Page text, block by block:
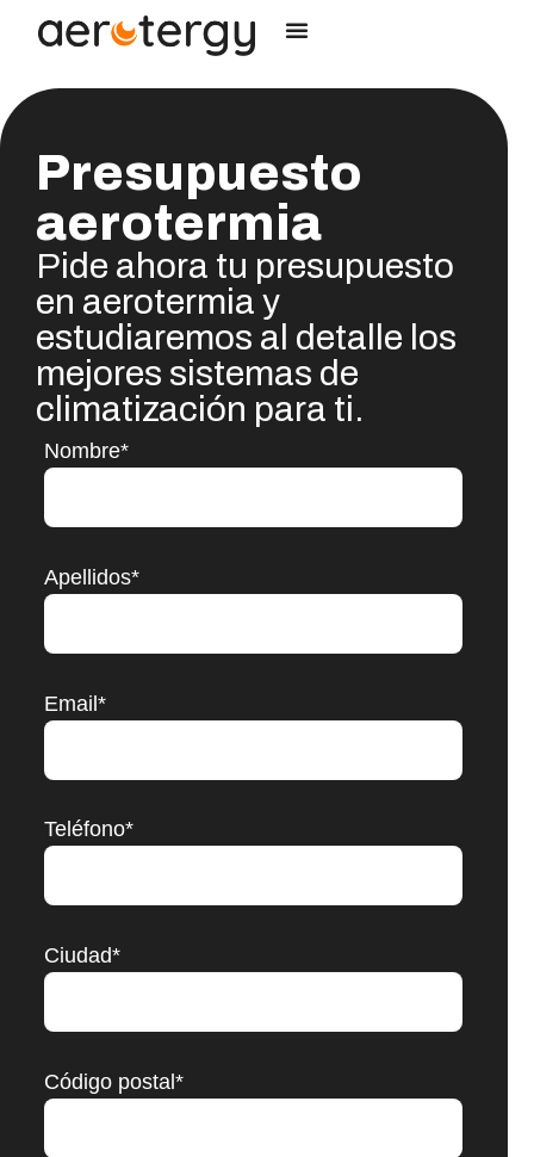
Presupuesto
aerotermia
Pide ahora tu presupuesto
en aerotermia y
estudiaremos al detalle los
mejores sistemas de
climatización para ti.
Nombre*
Apellidos*
Email*
Teléfono*
Ciudad*
Código postal*